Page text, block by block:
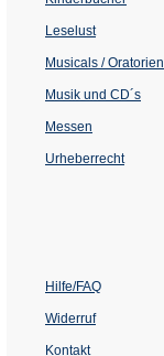
Leselust
Musicals / Oratorien
Musik und CD´s
Messen
Urheberrecht
Hilfe/FAQ
Widerruf
Kontakt